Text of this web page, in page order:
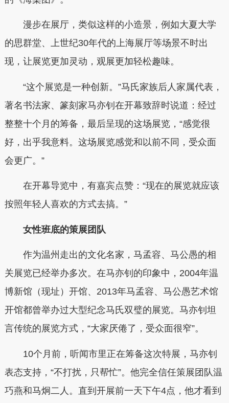
漫步在展厅，类似这样的小造景，例如大夏大学
的思群堂、上世纪30年代的上海展厅等场景不时出
现，让展览更加灵动，观展更加轻松趣味。
“这个展览是一种创新。”马氏家族后人家属代表，
著名书法家、篆刻家马亦钊在开幕致辞时说道：经过
整整十个月的筹备，最后呈现的这场展览，“感觉很
好，出乎我意料。这场展览感觉和以前不同，受众面
会更广。”
在开幕导览中，有嘉宾点赞：“现在的展览就应该
按照年轻人喜欢的方式去搞。”
女性班底的策展团队
作为温州走出的文化名家，马孟容、马公愚的相
关展览已经举办多次。在马亦钊的印象中，2004年温
博新馆（现址）开馆、2013年马孟容、马公愚艺术馆
开馆都曾举办过大型纪念马氏双璧的展览。马亦钊坦
言传统的展览方式，“大家厌倦了，受众面很窄”。
10个月前，听闻市里正在筹备这次特展，马亦钊
表态支持，“不打扰，只帮忙”。他完全信任策展团队温
巧燕和马炯二人。直到开展前一天下午4点，他才看到